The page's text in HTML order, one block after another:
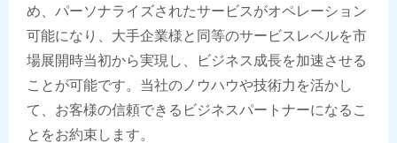
め、パーソナライズされたサービスがオペレーション
可能になり、大手企業様と同等のサービスレベルを市
場展開時当初から実現し、ビジネス成長を加速させる
ことが可能です。当社のノウハウや技術力を活かし
て、お客様の信頼できるビジネスパートナーになるこ
とをお約束します。